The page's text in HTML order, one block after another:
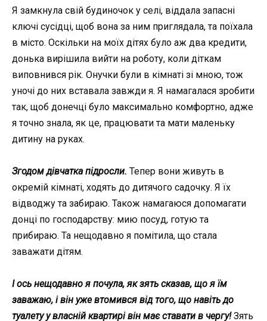
Я замкнула свій будиночок у селі, віддала запасні
ключі сусідці, щоб вона за ним приглядала, та поїхала
в місто. Оскільки на моїх дітях було аж два кредити,
донька вирішила вийти на роботу, коли діткам
виповнився рік. Онучки були в кімнаті зі мною, тож
уночі до них вставала завжди я. Я намагалася зробити
так, щоб донечці було максимально комфортно, адже
я точно знала, як це, працювати та мати маленьку
дитину на руках.
Згодом дівчатка підросли. Тепер вони живуть в
окремій кімнаті, ходять до дитячого садочку. Я їх
відводжу та забираю. Також намагаюся допомагати
донці по господарству: мию посуд, готую та
прибираю. Та нещодавно я помітила, що стала
заважати дітям.
І ось нещодавно я почула, як зять сказав, що я їм
заважаю, і він уже втомився від того, що навіть до
туалету у власній квартирі він має ставати в чергу! Зять